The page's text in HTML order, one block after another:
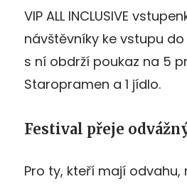
VIP ALL INCLUSIVE
návštěvníky ke vstupu do
s ní obdrží poukaz na 5
Staropramen a 1 jídlo.
Festival přeje
Pro ty, kteří mají